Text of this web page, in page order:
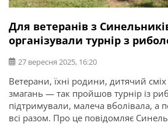
Для ветеранів з
організували турнір з
27 вересня 2025, 16:20
Ветерани, їхні родини, дитячий сміх
змагань — так пройшов турнір із
підтримували, малеча вболівала, а
всі разом. Про це повідомляє